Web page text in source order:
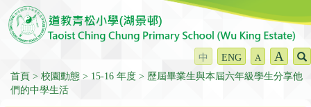
中 ENG A A
首頁 校園動態 15-16 年度
歷屆畢業生與本屆六年級學生分享他
們的中學生活